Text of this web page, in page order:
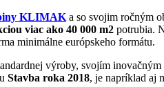
KLIMAK a so svojim ročným
viac ako 40 000 m2 potrubia.
minimálne európskeho formátu.
výroby, svojím
Stavba roka 2018, je napríklad aj